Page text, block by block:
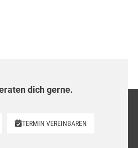
dich gerne.
TERMIN VEREINBAREN